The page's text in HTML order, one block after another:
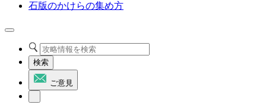
石版のかけらの集め方
検索
ご意見